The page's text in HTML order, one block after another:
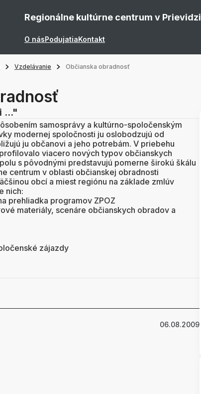
Regionálne kultúrne centrum v Prievidzi
O násPodujatiaKontakt
Vzdelávanie Občianska obradnosť
..."
samosprávy a kultúrno-spoločenským
modernej spoločnosti ju oslobodzujú od
ju občanovi a jeho potrebám. V priebehu
viacero nových typov občianskych
s pôvodnými predstavujú pomerne širokú škálu
centrum v oblasti občianskej obradnosti
obcí a miest regiónu na základe zmlúv
nich:
prehliadka programov ZPOZ
materiály, scenáre občianskych obradov a
zájazdy
06.08.2009